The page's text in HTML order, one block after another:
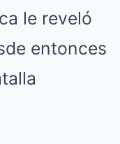
le reveló
entonces